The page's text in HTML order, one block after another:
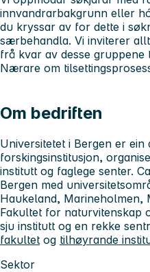
innvandrarbakgrunn eller
du kryssar av for dette i
særbehandla. Vi inviterer
frå kvar av desse gruppene
Nærare om
Om bedriften
Universitetet i Bergen er
forskingsinstitusjon,
institutt og faglege senter.
Bergen med
Haukeland, Marineholmen,
Fakultet for naturvitenskap
sju institutt og en rekke
fakultet og tilhøyrande
Sektor